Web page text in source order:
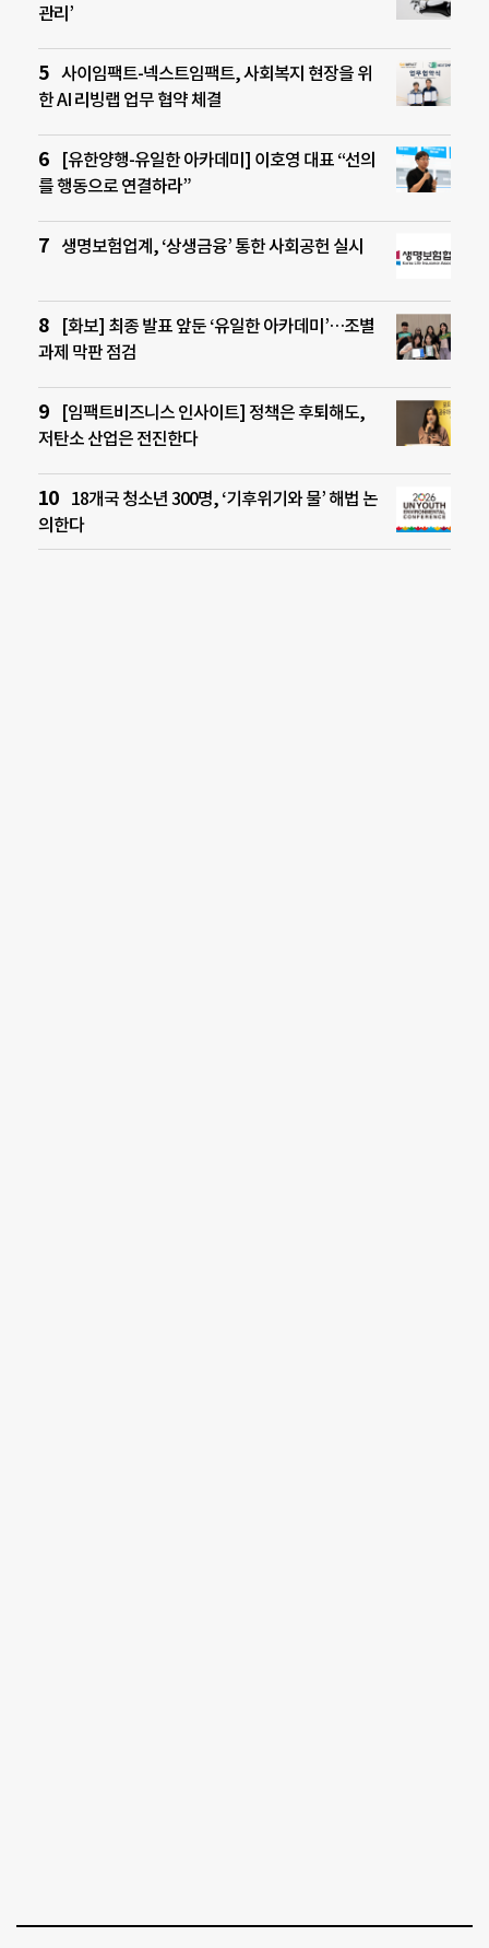
관리’
사이임팩트-넥스트임팩트, 사회복지 현장을 위
한 AI 리빙랩 업무 협약 체결
[유한양행-유일한 아카데미] 이호영 대표 “선의
를 행동으로 연결하라”
생명보험업계, ‘상생금융’ 통한 사회공헌 실시
[화보] 최종 발표 앞둔 ‘유일한 아카데미’…조별
과제 막판 점검
[임팩트비즈니스 인사이트] 정책은 후퇴해도,
저탄소 산업은 전진한다
18개국 청소년 300명, ‘기후위기와 물’ 해법 논
의한다